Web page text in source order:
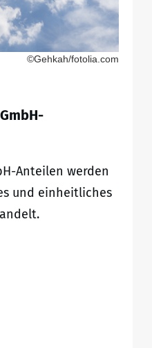
©Gehkah/fotolia.com
Anteilen werden
und einheitliches